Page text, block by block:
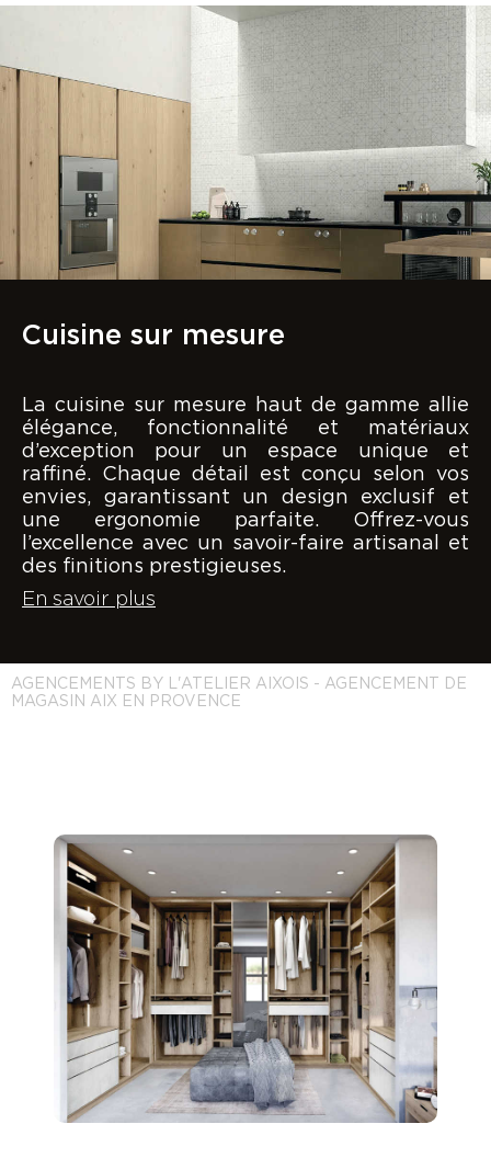
Cuisine sur mesure
La cuisine sur mesure haut de gamme allie
élégance, fonctionnalité et matériaux
d’exception pour un espace unique et
raffiné. Chaque détail est conçu selon vos
envies, garantissant un design exclusif et
une ergonomie parfaite. Offrez-vous
l’excellence avec un savoir-faire artisanal et
des finitions prestigieuses.
En savoir plus
AGENCEMENTS BY L'ATELIER AIXOIS - AGENCEMENT DE
MAGASIN AIX EN PROVENCE